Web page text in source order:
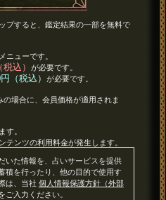
プすると、鑑定結果の一部を無料で
ューです。
込） が必要です。
（税込） が必要です。
場合に、会員価格が適用されま
。
ンツの利用料金が発生します。
いた情報を、占いサービスを提供
積を行ったり、他の目的で使用す
は、当社 個人情報保護方針（外部
入力ください。